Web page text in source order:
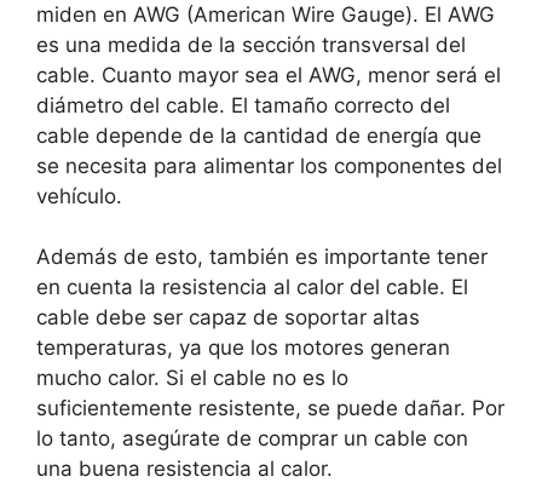
miden en AWG (American Wire Gauge). El AWG
es una medida de la sección transversal del
cable. Cuanto mayor sea el AWG, menor será el
diámetro del cable. El tamaño correcto del
cable depende de la cantidad de energía que
se necesita para alimentar los componentes del
vehículo.
Además de esto, también es importante tener
en cuenta la resistencia al calor del cable. El
cable debe ser capaz de soportar altas
temperaturas, ya que los motores generan
mucho calor. Si el cable no es lo
suficientemente resistente, se puede dañar. Por
lo tanto, asegúrate de comprar un cable con
una buena resistencia al calor.